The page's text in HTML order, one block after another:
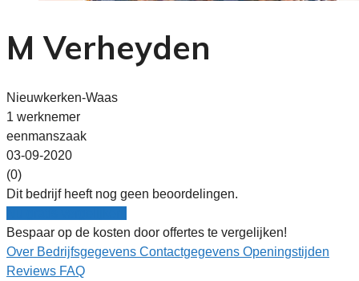
M Verheyden
Nieuwkerken-Waas
1 werknemer
eenmanszaak
03-09-2020
(0)
Dit bedrijf heeft nog geen beoordelingen.
Bespaar op de kosten door offertes te vergelijken!
Over Bedrijfsgegevens Contactgegevens Openingstijden
Reviews FAQ